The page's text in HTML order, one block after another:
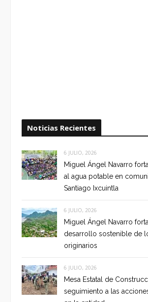
Noticias Recientes
6 JULIO, 2026
Miguel Ángel Navarro
al agua potable en
Santiago Ixcuintla
6 JULIO, 2026
Miguel Ángel Navarro
desarrollo sostenible de
originarios
6 JULIO, 2026
Mesa Estatal de
seguimiento a las